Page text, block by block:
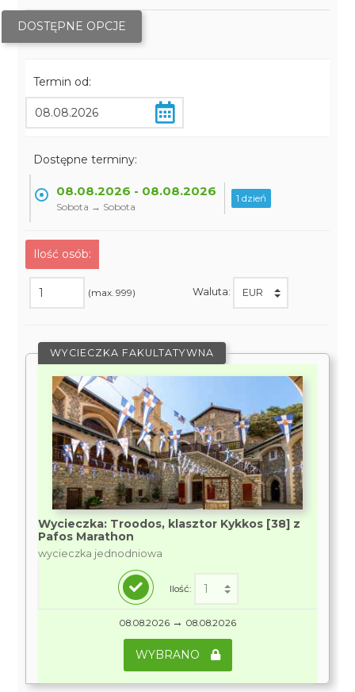
DOSTĘPNE OPCJE
Termin od:
Dostępne terminy:
08.08.2026 - 08.08.2026
Sobota → Sobota
1 dzień
Ilość osób:
(max. 999) Waluta:
WYCIECZKA FAKULTATYWNA
Wycieczka: Troodos, klasztor Kykkos [38] z
Pafos Marathon
wycieczka jednodniowa
Ilość:
08.08.2026 → 08.08.2026
WYBRANO